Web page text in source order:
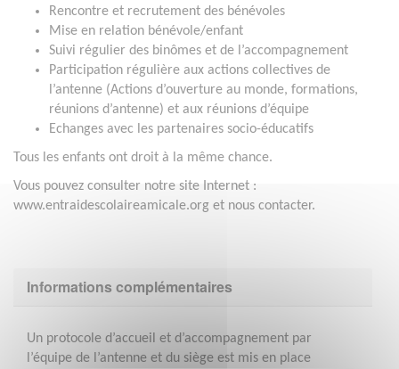
Rencontre et recrutement des bénévoles
Mise en relation bénévole/enfant
Suivi régulier des binômes et de l’accompagnement
Participation régulière aux actions collectives de
l’antenne (Actions d’ouverture au monde, formations,
réunions d’antenne) et aux réunions d’équipe
Echanges avec les partenaires socio-éducatifs
Tous les enfants ont droit à la même chance.
Vous pouvez consulter notre site Internet :
www.entraidescolaireamicale.org et nous contacter.
Informations complémentaires
Un protocole d’accueil et d’accompagnement par
l’équipe de l’antenne et du siège est mis en place